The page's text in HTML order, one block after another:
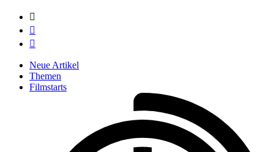



Neue Artikel
Themen
Filmstarts